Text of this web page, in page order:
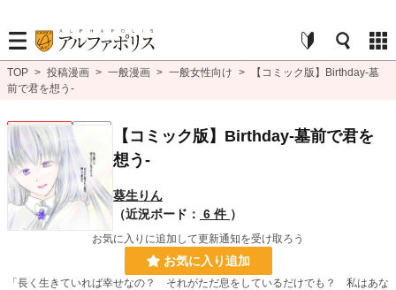
TOP > 投稿漫画 > 一般漫画 > 一般女性向け >
【コミック版】Birthday-墓
前で君を想う-
一般女性向け
【コミック版】Birthday-墓前で君を
想う-
葵生りん
（近況ボード： 6 件 ）
お気に入りに追加して更新通知を受け取ろう
お気に入り追加
「長く生きていれば幸せなの？ それがただ息をしているだけでも？ 私はあな